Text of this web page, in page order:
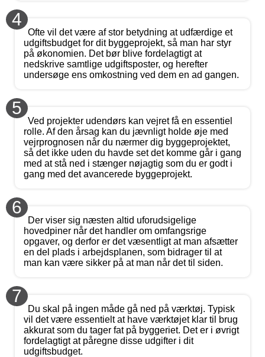
4
Ofte vil det være af stor betydning at udfærdige et
udgiftsbudget for dit byggeprojekt, så man har styr
på økonomien. Det bør blive fordelagtigt at
nedskrive samtlige udgiftsposter, og herefter
undersøge ens omkostning ved dem en ad gangen.
5
Ved projekter udendørs kan vejret få en essentiel
rolle. Af den årsag kan du jævnligt holde øje med
vejrprognosen når du nærmer dig byggeprojektet,
så det ikke uden du havde set det komme går i gang
med at stå ned i stænger nøjagtig som du er godt i
gang med det avancerede byggeprojekt.
6
Der viser sig næsten altid uforudsigelige
hovedpiner når det handler om omfangsrige
opgaver, og derfor er det væsentligt at man afsætter
en del plads i arbejdsplanen, som bidrager til at
man kan være sikker på at man når det til siden.
7
Du skal på ingen måde gå ned på værktøj. Typisk
vil det være essentielt at have værktøjet klar til brug
akkurat som du tager fat på byggeriet. Det er i øvrigt
fordelagtigt at påregne disse udgifter i dit
udgiftsbudget.